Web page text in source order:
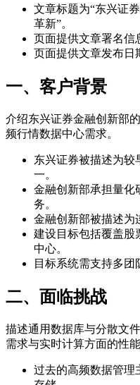
文章标题为“东兴证
革新”。
页面提供文章署名信
页面提供文章发布日
一、客户背景
介绍东兴证券金融创新部
频行情数据中心需求。
东兴证券被描述为较
一。
金融创新部承担量化
务。
金融创新部被描述为
建设目标包括覆盖股
中心。
目标系统需支持多团
二、面临挑战
描述通用数据库与分散文
需求与实时计算方面的性
过去的高频数据管理